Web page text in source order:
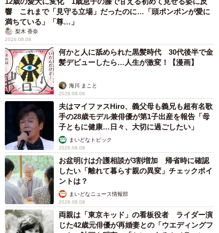
響 これまで「見守る立場」だったのに…「頭ポンポンが愛に
満ちている」「尊…」
梨木 香奈
2026.08.08
何かと人に舐められた黒髪時代 30代後半で金
髪デビューしたら…人生が激変！【漫画】
海川 まこと
2026.08.08
夫はマイファスHiro、義父母も義兄も超有名歌
手の28歳モデル兼俳優が第1子出産を報告「母
子ともに健康…日々、大切に過ごしたい」
まいどなトピック
2026.08.08
お盆明けは介護相談が3割増加 帰省時に確認
したい「離れて暮らす親の異変」チェックポイ
ントは？
まいどなニュース情報部
2026.08.08
両親は「東京キッド」の看板役者 ライダー演
じた42歳元俳優が再婚妻との「ウエディングフ